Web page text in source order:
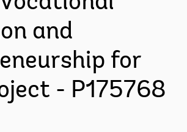
and
for
- P175768